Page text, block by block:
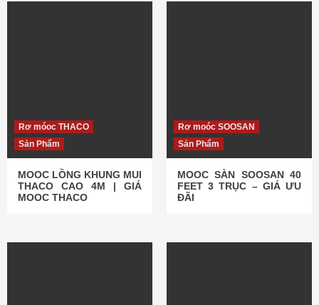
Rơ móoc THACO
Sản Phẩm
MOOC LỒNG KHUNG MUI
THACO CAO 4M | GIÁ
MOOC THACO
Rơ moóc SOOSAN
Sản Phẩm
MOOC SÀN SOOSAN 40
FEET 3 TRỤC – GIÁ ƯU
ĐÃI